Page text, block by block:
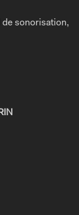
sonorisation,